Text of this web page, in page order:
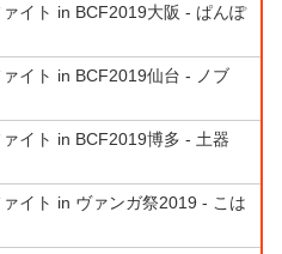
イト in BCF2019大阪 - ぱんぽ
イト in BCF2019仙台 - ノブ
イト in BCF2019博多 - 土器
イト in ヴァンガ祭2019 - こは